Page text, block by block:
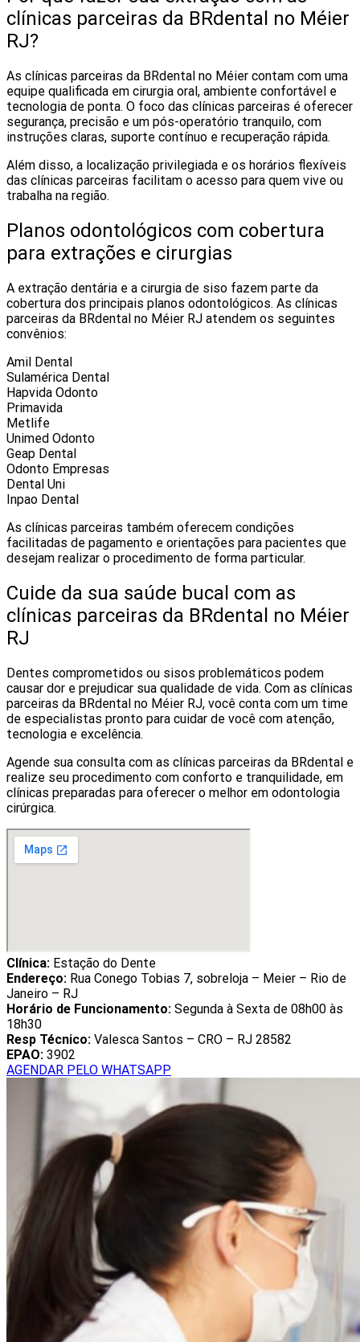
clínicas parceiras da BRdental no Méier
RJ?
As clínicas parceiras da BRdental no Méier contam com uma
equipe qualificada em cirurgia oral, ambiente confortável e
tecnologia de ponta. O foco das clínicas parceiras é oferecer
segurança, precisão e um pós-operatório tranquilo, com
instruções claras, suporte contínuo e recuperação rápida.
Além disso, a localização privilegiada e os horários flexíveis
das clínicas parceiras facilitam o acesso para quem vive ou
trabalha na região.
Planos odontológicos com cobertura
para extrações e cirurgias
A extração dentária e a cirurgia de siso fazem parte da
cobertura dos principais planos odontológicos. As clínicas
parceiras da BRdental no Méier RJ atendem os seguintes
convênios:
Amil Dental
Sulamérica Dental
Hapvida Odonto
Primavida
Metlife
Unimed Odonto
Geap Dental
Odonto Empresas
Dental Uni
Inpao Dental
As clínicas parceiras também oferecem condições
facilitadas de pagamento e orientações para pacientes que
desejam realizar o procedimento de forma particular.
Cuide da sua saúde bucal com as
clínicas parceiras da BRdental no Méier
RJ
Dentes comprometidos ou sisos problemáticos podem
causar dor e prejudicar sua qualidade de vida. Com as clínicas
parceiras da BRdental no Méier RJ, você conta com um time
de especialistas pronto para cuidar de você com atenção,
tecnologia e excelência.
Agende sua consulta com as clínicas parceiras da BRdental e
realize seu procedimento com conforto e tranquilidade, em
clínicas preparadas para oferecer o melhor em odontologia
cirúrgica.
Clínica: Estação do Dente
Endereço: Rua Conego Tobias 7, sobreloja – Meier – Rio de
Janeiro – RJ
Horário de Funcionamento: Segunda à Sexta de 08h00 às
18h30
Resp Técnico: Valesca Santos – CRO – RJ 28582
EPAO: 3902
AGENDAR PELO WHATSAPP